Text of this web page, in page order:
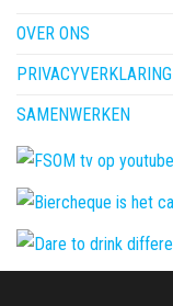
OVER ONS
PRIVACYVERKLARING
SAMENWERKEN